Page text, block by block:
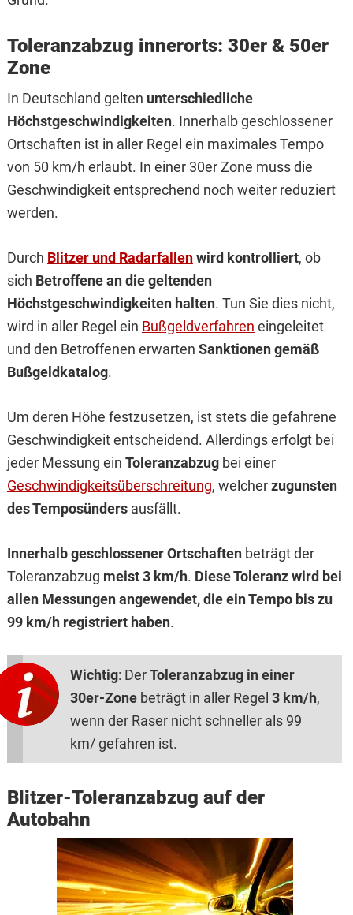
Toleranzabzug innerorts: 30er & 50er
Zone
In Deutschland gelten unterschiedliche
Höchstgeschwindigkeiten. Innerhalb geschlossener
Ortschaften ist in aller Regel ein maximales Tempo
von 50 km/h erlaubt. In einer 30er Zone muss die
Geschwindigkeit entsprechend noch weiter reduziert
werden.
Durch Blitzer und Radarfallenwird kontrolliert, ob
sich Betroffene an die geltenden
Höchstgeschwindigkeiten halten. Tun Sie dies nicht,
wird in aller Regel ein Bußgeldverfahren eingeleitet
und den Betroffenen erwarten Sanktionen gemäß
Bußgeldkatalog.
Um deren Höhe festzusetzen, ist stets die gefahrene
Geschwindigkeit entscheidend. Allerdings erfolgt bei
jeder Messung ein Toleranzabzug bei einer
Geschwindigkeitsüberschreitung, welcherzugunsten
des Temposündersausfällt.
Innerhalb geschlossener Ortschaftenbeträgt der
Toleranzabzug meist 3 km/h. Diese Toleranz wird bei
allen Messungen angewendet, die ein Tempo bis zu
99 km/h registriert haben.
Wichtig: DerToleranzabzug in einer
30er-Zonebeträgt in aller Regel 3 km/h,
wenn der Raser nicht schneller als 99
km/ gefahren ist.
Blitzer-Toleranzabzug auf der
Autobahn